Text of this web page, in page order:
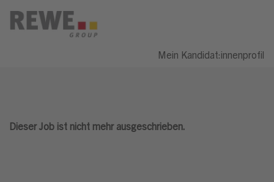
Mein Kandidat:innenprofil
Dieser Job ist nicht mehr ausgeschrieben.